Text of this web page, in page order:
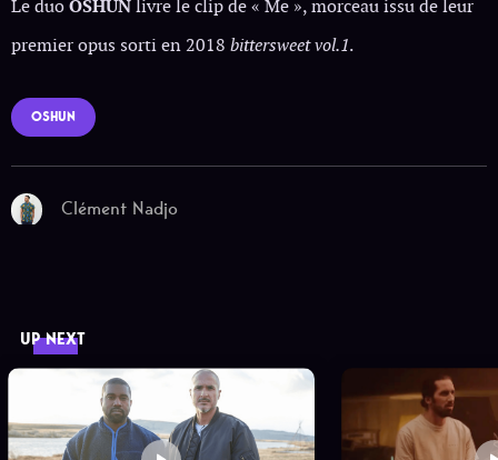
Le duoOSHUNlivre le clip de « Me », morceau issu de leur
premier opus sorti en 2018 bittersweet vol.1.
OSHUN
Clément Nadjo
UP NEXT